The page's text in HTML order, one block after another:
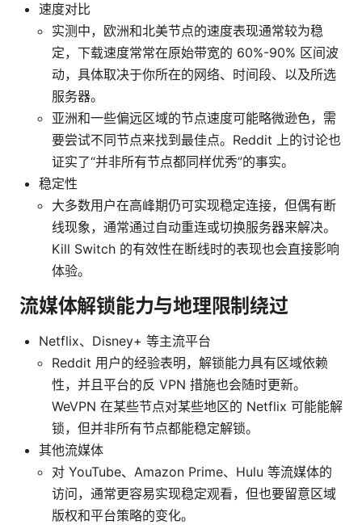
速度对比
实测中，欧洲和北美节点的速度表现通常较为稳
定，下载速度常常在原始带宽的 60%-90% 区间波
动，具体取决于你所在的网络、时间段、以及所选
服务器。
亚洲和一些偏远区域的节点速度可能略微逊色，需
要尝试不同节点来找到最佳点。Reddit 上的讨论也
证实了“并非所有节点都同样优秀”的事实。
稳定性
大多数用户在高峰期仍可实现稳定连接，但偶有断
线现象，通常通过自动重连或切换服务器来解决。
Kill Switch 的有效性在断线时的表现也会直接影响
体验。
流媒体解锁能力与地理限制绕过
Netflix、Disney+ 等主流平台
Reddit 用户的经验表明，解锁能力具有区域依赖
性，并且平台的反 VPN 措施也会随时更新。
WeVPN 在某些节点对某些地区的 Netflix 可能能解
锁，但并非所有节点都能稳定解锁。
其他流媒体
对 YouTube、Amazon Prime、Hulu 等流媒体的
访问，通常更容易实现稳定观看，但也要留意区域
版权和平台策略的变化。